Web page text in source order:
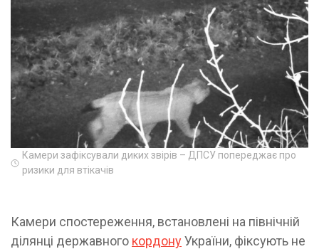
Камери зафіксували диких звірів – ДПСУ попереджає про
ризики для втікачів
Камери спостереження, встановлені на північній
ділянці державного кордонуУкраїни, фіксують не